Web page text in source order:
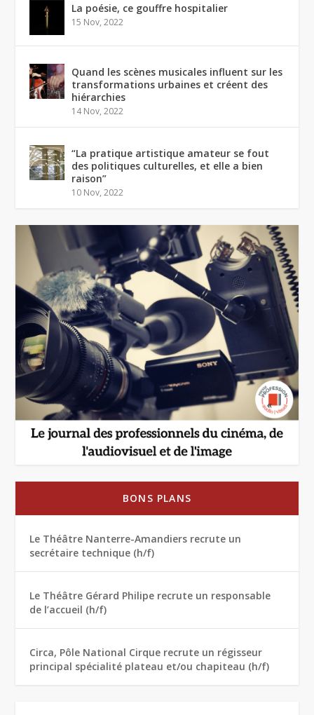
La poésie, ce gouffre hospitalier
15 Nov, 2022
Quand les scènes musicales influent sur les
transformations urbaines et créent des
hiérarchies
14 Nov, 2022
“La pratique artistique amateur se fout
des politiques culturelles, et elle a bien
raison”
10 Nov, 2022
BONS PLANS
Le Théâtre Nanterre-Amandiers recrute un
secrétaire technique (h/f)
Le Théâtre Gérard Philipe recrute un responsable
de l’accueil (h/f)
Circa, Pôle National Cirque recrute un régisseur
principal spécialité plateau et/ou chapiteau (h/f)